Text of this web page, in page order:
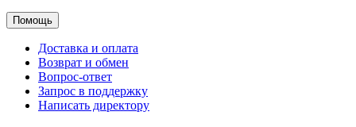
Помощь
Доставка и оплата
Возврат и обмен
Вопрос-ответ
Запрос в поддержку
Написать директору